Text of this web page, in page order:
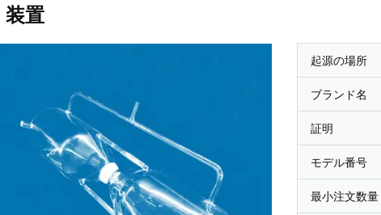
装置
起源の場所
ブランド名
証明
モデル番号
最小注文数量